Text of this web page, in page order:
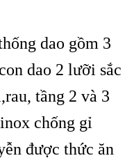
dao gồm 3
dao 2 lưỡi sắc
tầng 2 và 3
chống gỉ
được thức ăn